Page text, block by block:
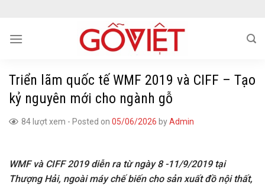
content
Triển lãm quốc tế WMF 2019 và CIFF – Tạo
kỷ nguyên mới cho ngành gỗ
84 lượt xem - Posted on 05/06/2026 byAdmin
WMF và CIFF 2019 diễn ra từ ngày 8 -11/9/2019 tại
Thượng Hải, ngoài máy chế biến cho sản xuất đồ nội thất,